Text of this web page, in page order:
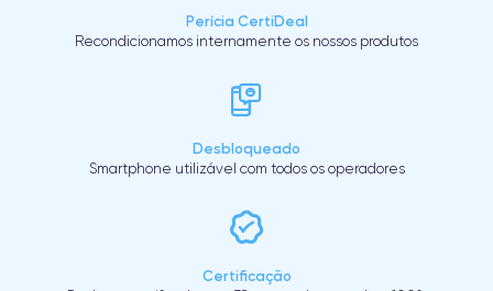
Perícia CertiDeal
Recondicionamos internamente os nossos produtos
Desbloqueado
Smartphone utilizável com todos os operadores
Certificação